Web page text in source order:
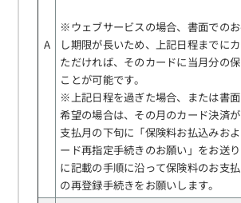
A
※ウェブサービスの場合、書面での
し期限が長いため、上記日程までに
ただければ、そのカードに当月分の
ことが可能です。
※上記日程を過ぎた場合、または書
希望の場合は、その月のカード決済が
支払月の下旬に「保険料お払込みお
ード再指定手続きのお願い」をお送
に記載の手順に沿って保険料のお支
の再登録手続きをお願いします。